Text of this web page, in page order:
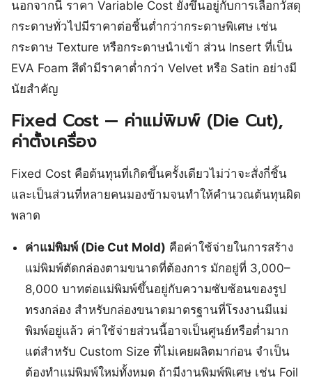
นอกจากนี้ ราคา Variable Cost ยังขึ้นอยู่กับการเลือกวัสดุ
กระดาษทั่วไปมีราคาต่อชิ้นต่ำกว่ากระดาษพิเศษ เช่น
กระดาษ Texture หรือกระดาษนำเข้า ส่วน Insert ที่เป็น
EVA Foam สีดำมีราคาต่ำกว่า Velvet หรือ Satin อย่างมี
นัยสำคัญ
Fixed Cost — ค่าแม่พิมพ์ (Die Cut),
ค่าตั้งเครื่อง
Fixed Cost คือต้นทุนที่เกิดขึ้นครั้งเดียวไม่ว่าจะสั่งกี่ชิ้น
และเป็นส่วนที่หลายคนมองข้ามจนทำให้คำนวณต้นทุนผิด
พลาด
ค่าแม่พิมพ์ (Die Cut Mold) คือค่าใช้จ่ายในการสร้าง
แม่พิมพ์ตัดกล่องตามขนาดที่ต้องการ มักอยู่ที่ 3,000–
8,000 บาทต่อแม่พิมพ์ขึ้นอยู่กับความซับซ้อนของรูป
ทรงกล่อง สำหรับกล่องขนาดมาตรฐานที่โรงงานมีแม่
พิมพ์อยู่แล้ว ค่าใช้จ่ายส่วนนี้อาจเป็นศูนย์หรือต่ำมาก
แต่สำหรับ Custom Size ที่ไม่เคยผลิตมาก่อน จำเป็น
ต้องทำแม่พิมพ์ใหม่ทั้งหมด ถ้ามีงานพิมพ์พิเศษ เช่น Foil